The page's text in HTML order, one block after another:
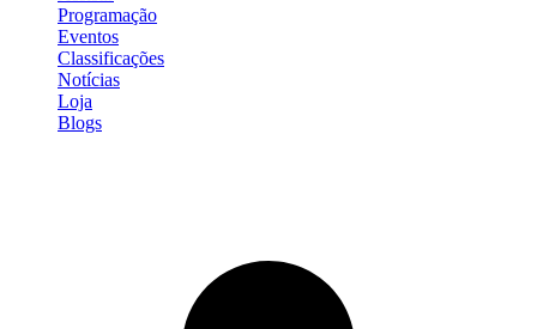
Programação
Eventos
Classificações
Notícias
Loja
Blogs